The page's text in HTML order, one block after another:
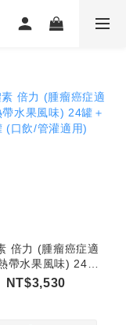
倍力 (腫瘤癌症適
帶水果風味) 24罐
(口飲/管灌適用)
NT$3,530